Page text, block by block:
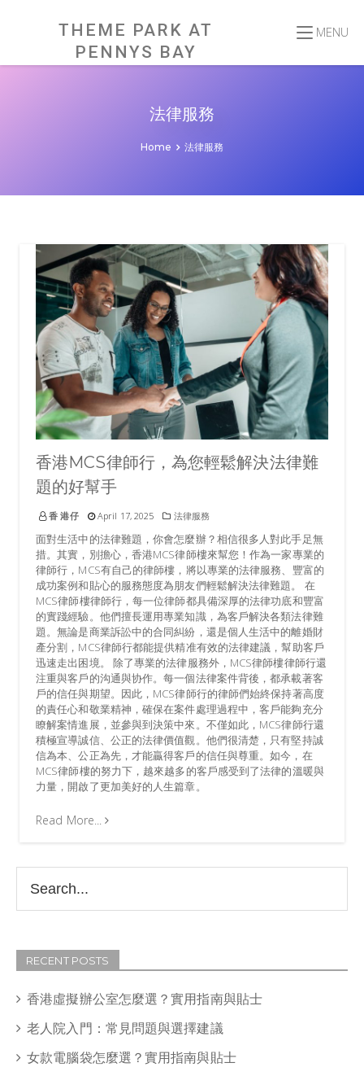
THEME PARK AT
PENNYS BAY
MENU
法律服務
Home 法律服務
香港MCS律師行，為您輕鬆解決法律難
題的好幫手
香 港仔 April 17, 2025 法律服務
面對生活中的法律難題，你會怎麼辦？相信很多人對此手足無
措。其實，別擔心，香港MCS律師樓來幫您！作為一家專業的
律師行，MCS有自己的律師樓，將以專業的法律服務、豐富的
成功案例和貼心的服務態度為朋友們輕鬆解決法律難題。 在
MCS律師樓律師行，每一位律師都具備深厚的法律功底和豐富
的實踐經驗。他們擅長運用專業知識，為客戶解決各類法律難
題。無論是商業訴訟中的合同糾紛，還是個人生活中的離婚財
產分割，MCS律師行都能提供精准有效的法律建議，幫助客戶
迅速走出困境。 除了專業的法律服務外，MCS律師樓律師行還
注重與客戶的沟通與协作。每一個法律案件背後，都承載著客
戶的信任與期望。因此，MCS律師行的律師們始終保持著高度
的責任心和敬業精神，確保在案件處理過程中，客戶能夠充分
瞭解案情進展，並參與到決策中來。不僅如此，MCS律師行還
積極宣導誠信、公正的法律價值觀。他們很清楚，只有堅持誠
信為本、公正為先，才能贏得客戶的信任與尊重。如今，在
MCS律師樓的努力下，越來越多的客戶感受到了法律的溫暖與
力量，開啟了更加美好的人生篇章。
Read More...
RECENT POSTS
香港虛擬辦公室怎麼選？實用指南與貼士
老人院入門：常見問題與選擇建議
女款電腦袋怎麼選？實用指南與貼士